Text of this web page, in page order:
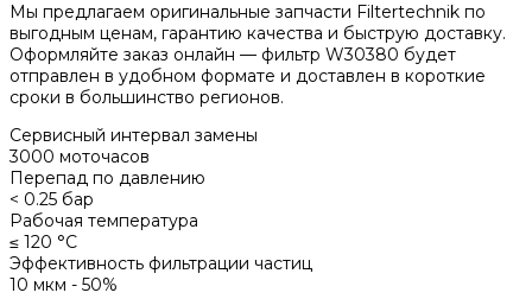
Мы предлагаем оригинальные запчасти Filtertechnik по
выгодным ценам, гарантию качества и быструю доставку.
Оформляйте заказ онлайн — фильтр W30380 будет
отправлен в удобном формате и доставлен в короткие
сроки в большинство регионов.
Сервисный интервал замены
3000 моточасов
Перепад по давлению
< 0.25 бар
Рабочая температура
≤ 120 °С
Эффективность фильтрации частиц
10 мкм - 50%